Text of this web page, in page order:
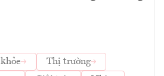
Thị trường